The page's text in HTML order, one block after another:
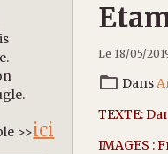
Le 18/05/
Dans
TEXTE:
IMAGES :
>>ici